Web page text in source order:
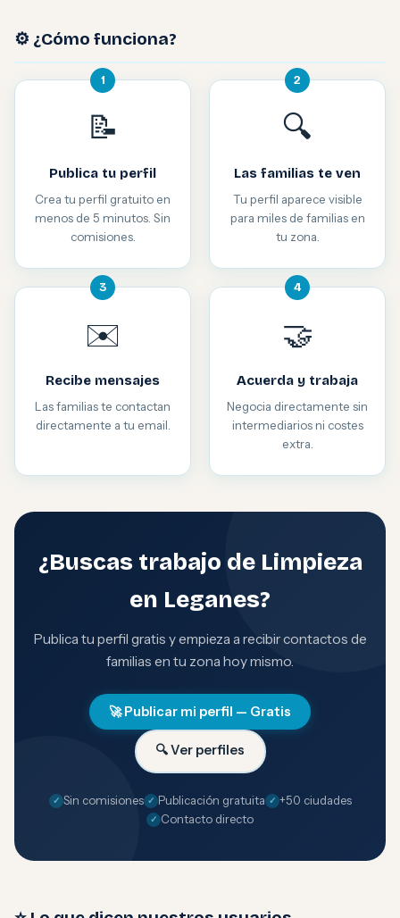
⚙️ ¿Cómo funciona?
1
📝
Publica tu perfil
Crea tu perfil gratuito en
menos de 5 minutos. Sin
comisiones.
2
🔍
Las familias te ven
Tu perfil aparece visible
para miles de familias en
tu zona.
3
✉️
Recibe mensajes
Las familias te contactan
directamente a tu email.
4
🤝
Acuerda y trabaja
Negocia directamente sin
intermediarios ni costes
extra.
¿Buscas trabajo de Limpieza
en Leganes?
Publica tu perfil gratis y empieza a recibir contactos de
familias en tu zona hoy mismo.
🚀 Publicar mi perfil — Gratis
🔍 Ver perfiles
Sin comisiones Publicación gratuita
+50 ciudades
Contacto directo